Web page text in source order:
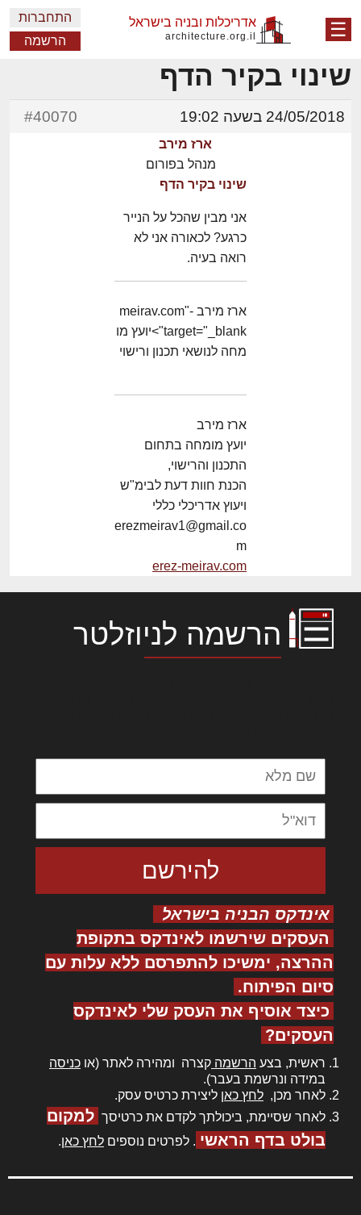
☰ אדריכלות ובניה בישראל
architecture.org.il
התחברות
הרשמה
שינוי בקיר הדף
24/05/2018 בשעה 19:02 #40070
ארז מירב
מנהל בפורום
שינוי בקיר הדף
אני מבין שהכל על הנייר
כרגע? לכאורה אני לא
רואה בעיה.
ארז מירב -meirav.com"
target="_blank">יועץ מו
מחה לנושאי תכנון ורישוי
ארז מירב
יועץ מומחה בתחום
התכנון והרישוי,
הכנת חוות דעת לבימ"ש
ויעוץ אדריכלי כללי
erezmeirav1@gmail.co
m
erez-meirav.com
הרשמה לניוזלטר
אינדקס הבניה בישראל
העסקים שירשמו לאינדקס בתקופת
ההרצה, ימשיכו להתפרסם ללא עלות עם
סיום הפיתוח.
כיצד אוסיף את העסק שלי לאינדקס
העסקים?
ראשית, בצע הרשמה קצרה ומהירה לאתר (או כניסה
במידה ונרשמת בעבר).
לאחר מכן, לחץ כאן ליצירת כרטיס עסק.
לאחר שסיימת, ביכולתך לקדם את כרטיסך למקום
בולט בדף הראשי . לפרטים נוספים לחץ כאן.